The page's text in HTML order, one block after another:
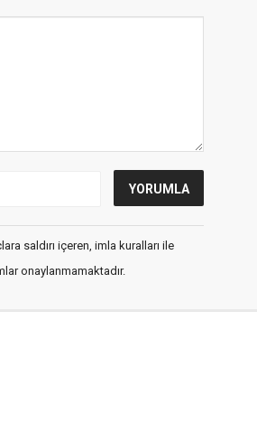
saldırı içeren, imla kuralları ile
onaylanmamaktadır.